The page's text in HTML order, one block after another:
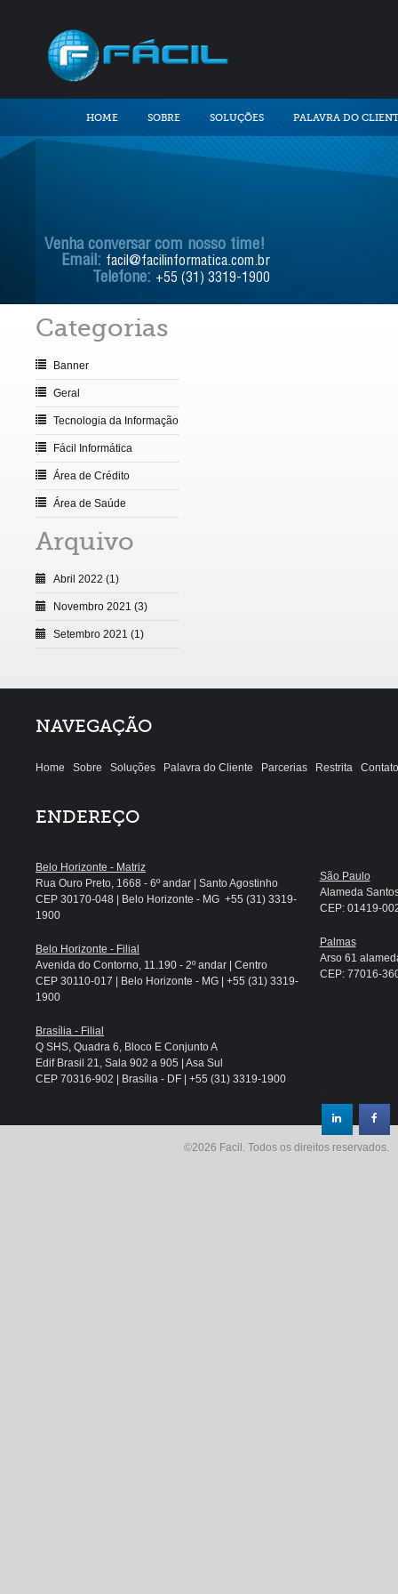
HOME SOBRE SOLUÇÕES PALAVRA DO
Venha conversar com nosso time!
Email: facil@facilinformatica.com.br
Telefone: +55 (31) 3319-1900
Categorias
Banner
Geral
Tecnologia da Informação
Fácil Informática
Área de Crédito
Área de Saúde
Arquivo
Abril 2022 (1)
Novembro 2021 (3)
Setembro 2021 (1)
NAVEGAÇÃO
Home Sobre Soluções Palavra do Cliente Parcerias Restrita Contato
ENDEREÇO
Belo Horizonte - Matriz
Rua Ouro Preto, 1668 - 6º andar | Santo Agostinho
CEP 30170-048 | Belo Horizonte - MG +55 (31) 3319-
1900
Belo Horizonte - Filial
Avenida do Contorno, 11.190 - 2º andar | Centro
CEP 30110-017 | Belo Horizonte - MG | +55 (31) 3319-
1900
Brasília - Filial
Q SHS, Quadra 6, Bloco E Conjunto A
Edif Brasil 21, Sala 902 a 905 | Asa Sul
CEP 70316-902 | Brasília - DF | +55 (31) 3319-1900
São Paulo
Alameda
CEP: 01419-
Palmas
Arso 61
CEP: 77016-
.
©2026 Facil. Todos os direitos reservados.